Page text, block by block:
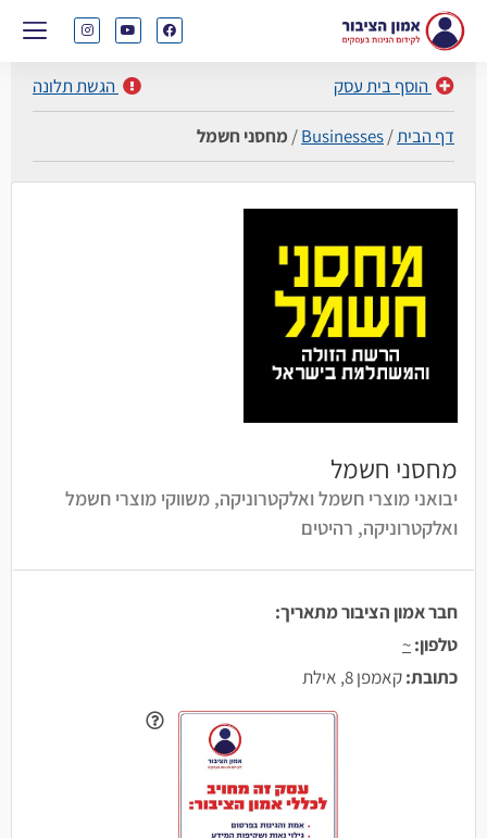
הוסף בית עסק הגשת תלונה
דף הבית/
Businesses
/ מחסני חשמל
מחסני חשמל
יבואני מוצרי חשמל ואלקטרוניקה, משווקי מוצרי חשמל
ואלקטרוניקה, רהיטים
חבר אמון הציבור מתאריך:
טלפון:~
כתובת:קאמפן 8, אילת